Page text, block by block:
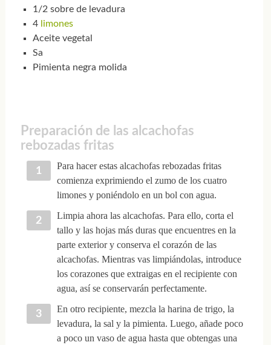
1/2 sobre de levadura
4 limones
Aceite vegetal
Sa
Pimienta negra molida
Preparación de las alcachofas
rebozadas fritas
Para hacer estas alcachofas rebozadas fritas
comienza exprimiendo el zumo de los cuatro
limones y poniéndolo en un bol con agua.
Limpia ahora las alcachofas. Para ello, corta el
tallo y las hojas más duras que encuentres en la
parte exterior y conserva el corazón de las
alcachofas. Mientras vas limpiándolas, introduce
los corazones que extraigas en el recipiente con
agua, así se conservarán perfectamente.
En otro recipiente, mezcla la harina de trigo, la
levadura, la sal y la pimienta. Luego, añade poco
a poco un vaso de agua hasta que obtengas una